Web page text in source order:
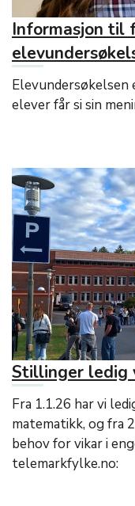
Informasjon til
Elevundersøkelsen
elever får si sin
Stillinger ledig
Fra 1.1.26 har vi
matematikk, og fra
behov for vikar i
telemarkfylke.no: